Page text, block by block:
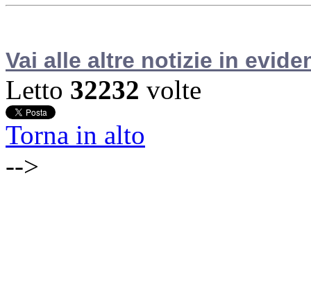
Vai alle altre notizie in
Letto 32232 volte
Torna in alto
-->